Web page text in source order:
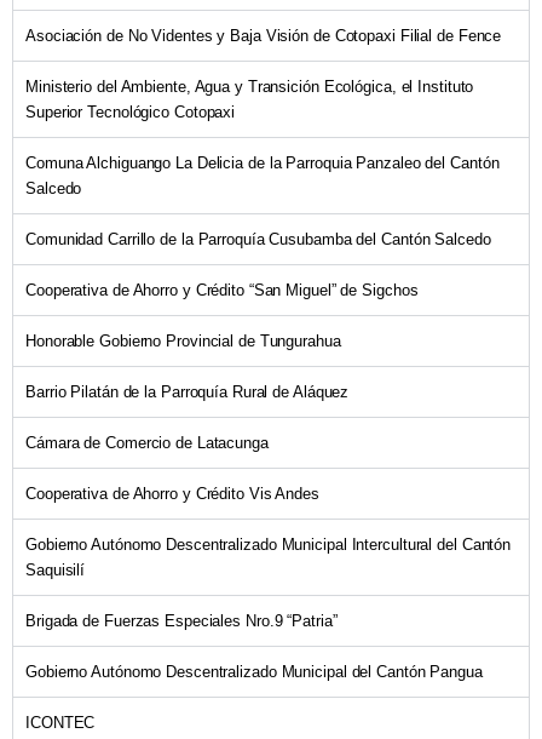
Asociación de No Videntes y Baja Visión de Cotopaxi Filial de Fence
Ministerio del Ambiente, Agua y Transición Ecológica, el Instituto
Superior Tecnológico Cotopaxi
Comuna Alchiguango La Delicia de la Parroquia Panzaleo del Cantón
Salcedo
Comunidad Carrillo de la Parroquía Cusubamba del Cantón Salcedo
Cooperativa de Ahorro y Crédito “San Miguel” de Sigchos
Honorable Gobierno Provincial de Tungurahua
Barrio Pilatán de la Parroquía Rural de Aláquez
Cámara de Comercio de Latacunga
Cooperativa de Ahorro y Crédito Vis Andes
Gobierno Autónomo Descentralizado Municipal Intercultural del Cantón
Saquisilí
Brigada de Fuerzas Especiales Nro.9 “Patria”
Gobierno Autónomo Descentralizado Municipal del Cantón Pangua
ICONTEC